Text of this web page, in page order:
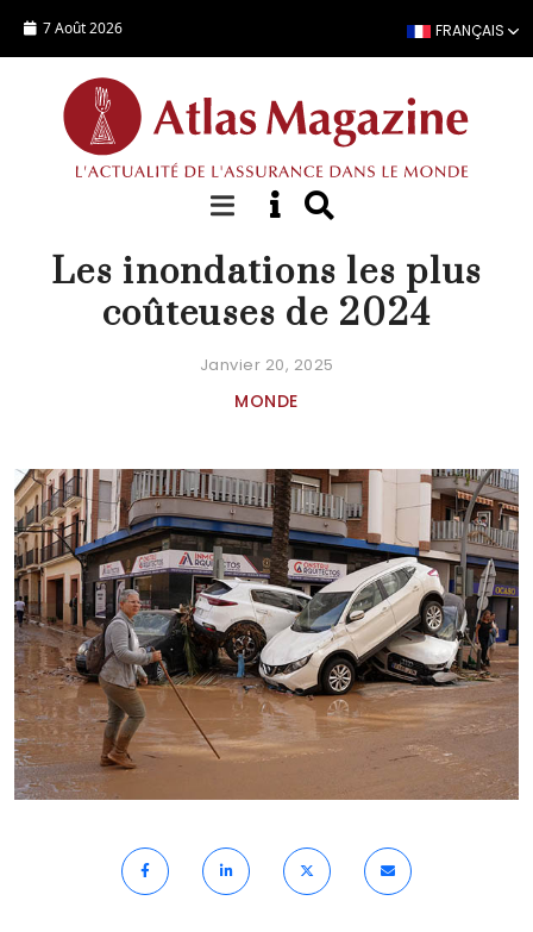
7 Août 2026 FRANÇAIS
FOCUS
Les inondations les plus
coûteuses de 2024
Janvier 20, 2025
MONDE